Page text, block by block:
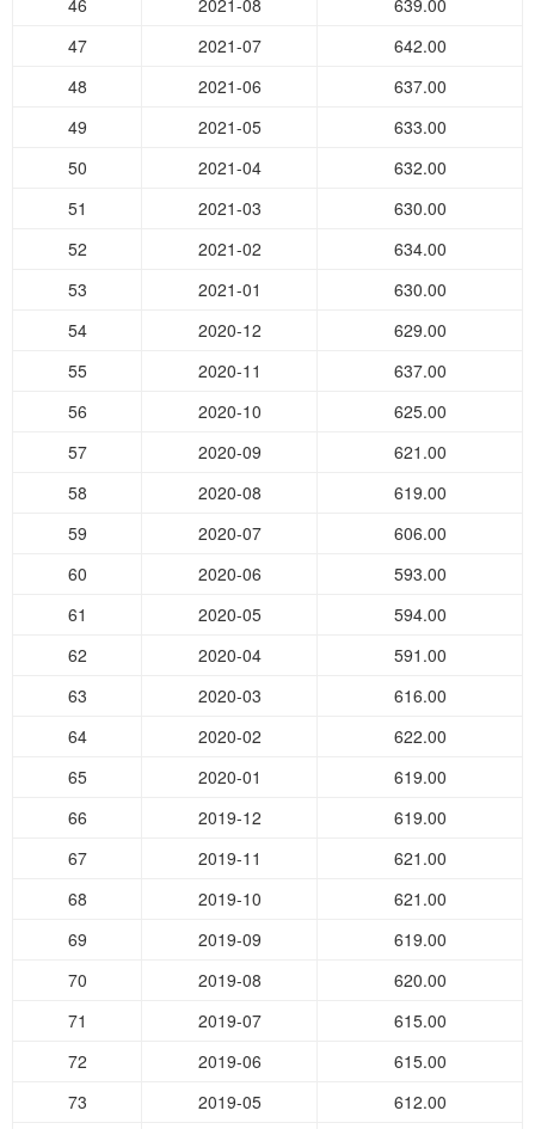
46 2021-08
639.00
47
2021-07
642.00
48
2021-06
637.00
49
2021-05
633.00
50
2021-04
632.00
51
2021-03
630.00
52
2021-02
634.00
53
2021-01
630.00
54
2020-12
629.00
55
2020-11
637.00
56
2020-10
625.00
57
2020-09
621.00
58
2020-08
619.00
59
2020-07
606.00
60
2020-06
593.00
61
2020-05
594.00
62
2020-04
591.00
63
2020-03
616.00
64
2020-02
622.00
65
2020-01
619.00
66
2019-12
619.00
67
2019-11
621.00
68
2019-10
621.00
69
2019-09
619.00
70
2019-08
620.00
71
2019-07
615.00
72
2019-06
615.00
73
2019-05
612.00